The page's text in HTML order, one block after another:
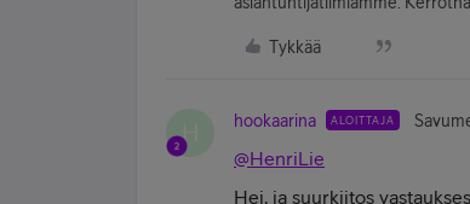
Tykkää
H hookaarina ALOITTAJA
@HenriLie
Hei, ja suurkiitos